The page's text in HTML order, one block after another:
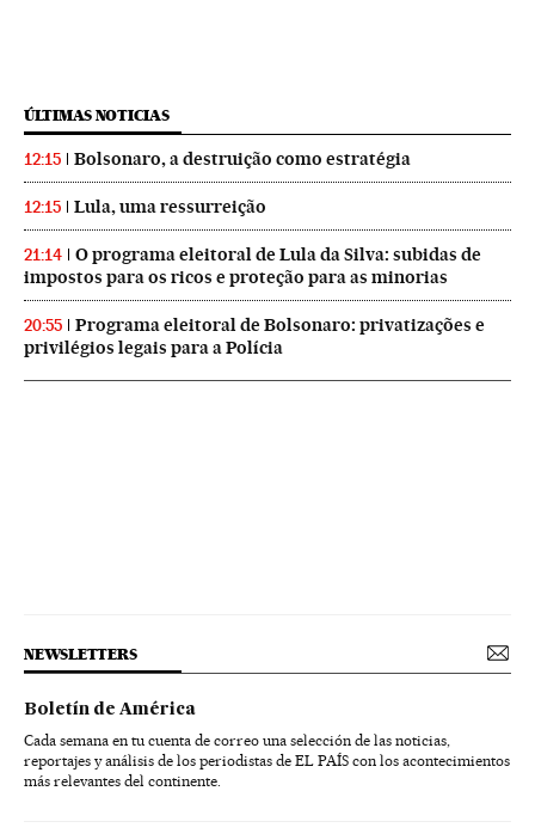
ÚLTIMAS NOTICIAS
12:15 Bolsonaro, a destruição como estratégia
12:15 Lula, uma ressurreição
21:14
O programa eleitoral de Lula da Silva: subidas de
impostos para os ricos e proteção para as minorias
20:55
Programa eleitoral de Bolsonaro: privatizações e
privilégios legais para a Polícia
NEWSLETTERS
Boletín de América
Cada semana en tu cuenta de correo una selección de las noticias,
reportajes y análisis de los periodistas de EL PAÍS con los acontecimientos
más relevantes del continente.